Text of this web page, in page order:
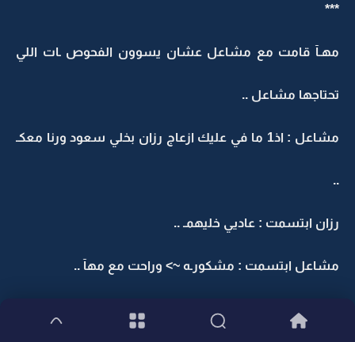
***
مهـآ قامت مع مشاعل عشان يسوون الفحوص ـات اللي
تحتاجها مشاعل ..
مشاعل : اذ1 ما في عليك ازعاج رزان بخلي سعود ورنا معكـ
..
رزان ابتسمت : عاديي خليهمـ ..
مشاعل ابتسمت : مشكورـه ~> وراحت مع مهآ ..